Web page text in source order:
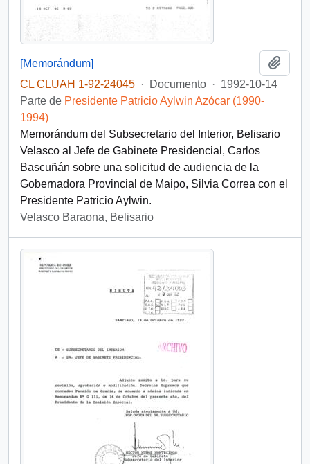
[Memorándum]
CL CLUAH 1-92-24045 · Documento · 1992-10-14
Parte de Presidente Patricio Aylwin Azócar (1990-
1994)
Memorándum del Subsecretario del Interior, Belisario
Velasco al Jefe de Gabinete Presidencial, Carlos
Bascuñán sobre una solicitud de audiencia de la
Gobernadora Provincial de Maipo, Silvia Correa con el
Presidente Patricio Aylwin.
Velasco Baraona, Belisario